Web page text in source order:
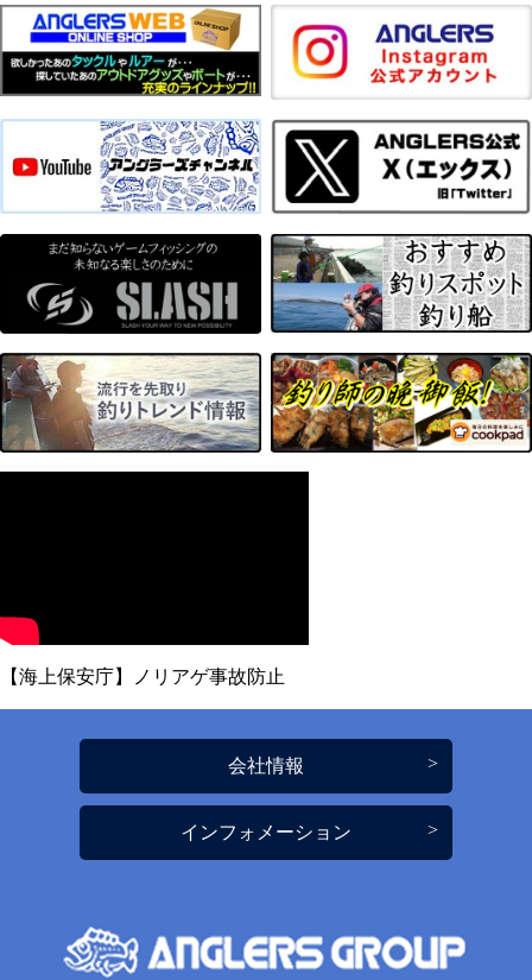
【海上保安庁】ノリアゲ事故防止
会社情報
インフォメーション